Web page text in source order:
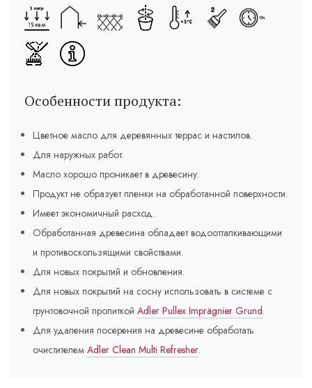
Особенности продукта:
Цветное масло для деревянных террас и настилов.
Для наружных работ.
Масло хорошо проникает в древесину.
Продукт не образует пленки на обработанной поверхности.
Имеет экономичный расход.
Обработанная древесина обладает водоотталкивающими
и противоскользящими свойствами.
Для новых покрытий и обновления.
Для новых покрытий на сосну использовать в системе с
грунтовочной пропиткой Adler Pullex Imprägnier Grund.
Для удаления посерения на древесине обработать
очистителем Adler Clean Multi Refresher.